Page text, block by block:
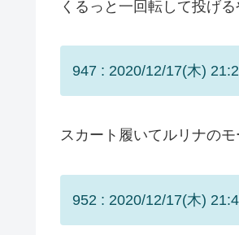
くるっと一回転して投げ
947 : 2020/12/17(木)
スカート履いてルリナの
952 : 2020/12/17(木)